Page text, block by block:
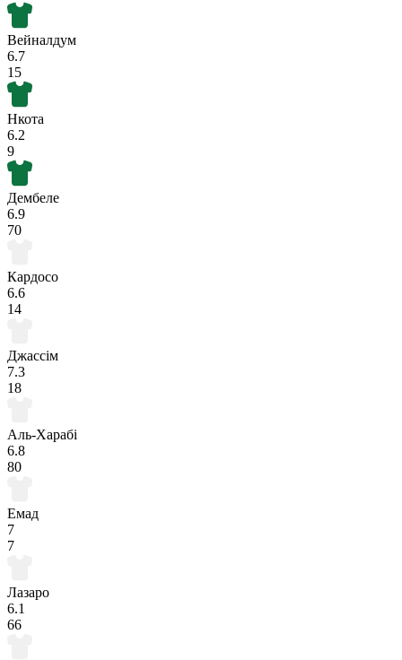
Вейналдум
6.7
15
Нкота
6.2
9
Дембеле
6.9
70
Кардосо
6.6
14
Джассім
7.3
18
Аль-Харабі
6.8
80
Емад
7
7
Лазаро
6.1
66